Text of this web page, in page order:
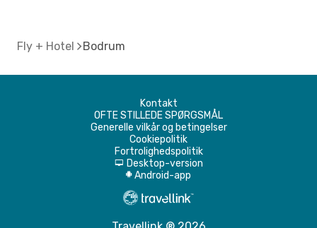
Fly + Hotel Bodrum
Kontakt
OFTE STILLEDE SPØRGSMÅL
Generelle vilkår og betingelser
Cookiepolitik
Fortrolighedspolitik
d Desktop-version
A Android-app